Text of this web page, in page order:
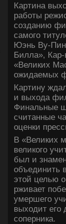
Картина
работы
созданию
самого
Юэнь Ву-
Билла»,
«Великих
ожидаемых
Картину
и выхода
Финальные
считанные
оценки
В «Великих
ве­ликого
был и
объединить
этой целью
рживает
умершего
выходит его
соперника.